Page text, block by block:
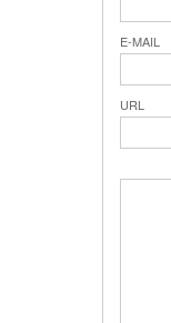
E-MAIL
URL